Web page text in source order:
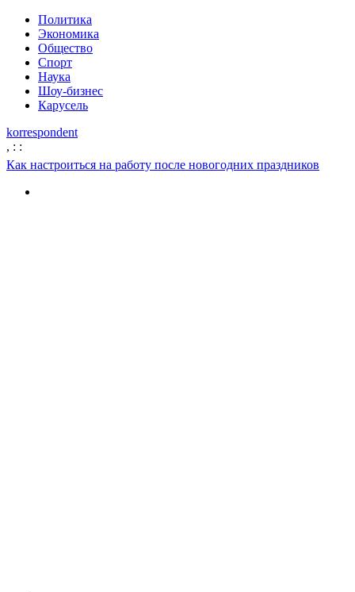
Политика
Экономика
Общество
Спорт
Наука
Шоу-бизнес
Карусель
korrespondent
, : :
Как настроиться на работу после новогодних праздников